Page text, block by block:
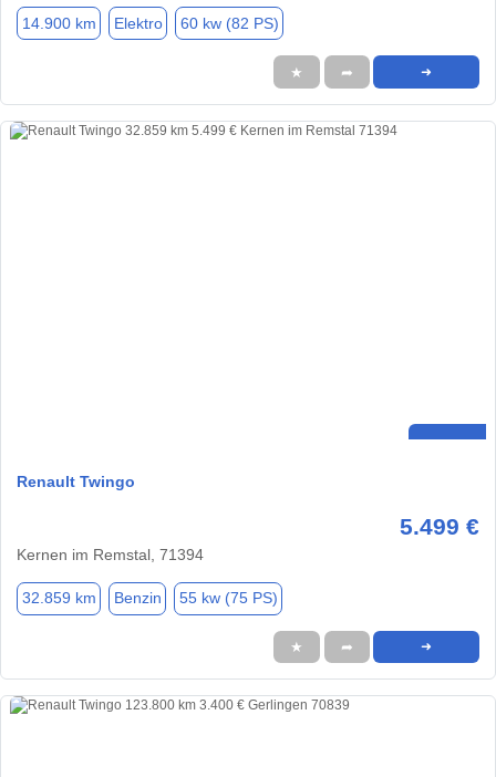
14.900 km Elektro 60 kw (82 PS)
★ ➦ ➜
Renault Twingo
5.499 €
Kernen im Remstal, 71394
32.859 km Benzin 55 kw (75 PS)
★ ➦ ➜